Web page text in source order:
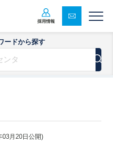
採用情報
ードから探す
03月20日公開)